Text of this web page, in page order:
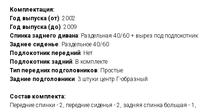
Комплектация:
Год выпуска (от): 2002
Год выпуска (до): 2009
Спинка заднего дивана: Раздельная 40/60 + вырез под подлокотник
Заднее сиденье: Раздельное 40/60
Подлокотник передний: Нет
Подлокотник задний: В комплекте
Тип передних подголовников: Простые
Задние подголовники: 3 штуки центр Г-образный
Состав комплекта:
Передние спинки - 2, передние сиденья - 2, задняя спинка большая - 1,